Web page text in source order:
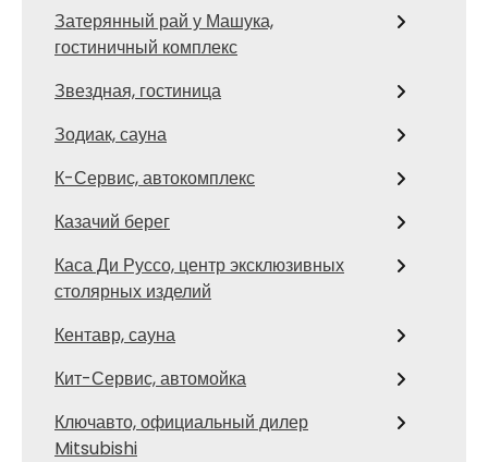
Затерянный рай у Машука,
гостиничный комплекс
Звездная, гостиница
Зодиак, сауна
К-Сервис, автокомплекс
Казачий берег
Каса Ди Руссо, центр эксклюзивных
столярных изделий
Кентавр, сауна
Кит-Сервис, автомойка
Ключавто, официальный дилер
Mitsubishi